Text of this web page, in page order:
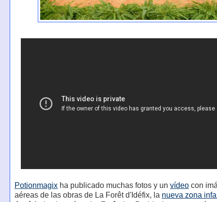
Potionmagixha publicado muchas fotos y un vídeocon
aéreas de las obras de La Forêt d'Idéfix, la nueva zona